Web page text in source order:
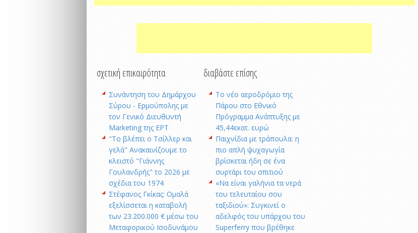
σχετική επικαιρότητα
Συνάντηση του Δημάρχου
Σύρου - Ερμούπολης με
τον Γενικό Διευθυντή
Marketing της ΕΡΤ
"Το βλέπει ο Τσίλλερ και
γελά" Ανακαινίζουμε το
κλειστό "Γιάννης
Γουλανδρής" το 2026 με
σχέδια του 1974
Στέφανος Γκίκας: Ομαλά
εξελίσσεται η καταβολή
των 23.200.000 € μέσω του
Μεταφορικού Ισοδυνάμου
διαβάστε επίσης
Το νέο αεροδρόμιο της
Πάρου στο Εθνικό
Πρόγραμμα Ανάπτυξης με
45,44εκατ. ευρώ
Παιχνίδια με τράπουλα: η
πιο απλή ψυχαγωγία
βρίσκεται ήδη σε ένα
συρτάρι του σπιτιού
«Να είναι γαλήνια τα νερά
του τελευταίου σου
ταξιδιού»: Συγκινεί ο
αδελφός του υπάρχου του
Superferry που βρέθηκε